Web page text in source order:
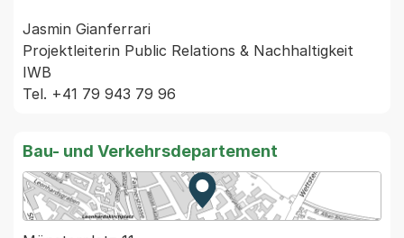
Jasmin Gianferrari
Projektleiterin Public Relations & Nachhaltigkeit
IWB
Bau- und Verkehrsdepartement
Zur Karte von MapBS.
Externer Link, wird in einem